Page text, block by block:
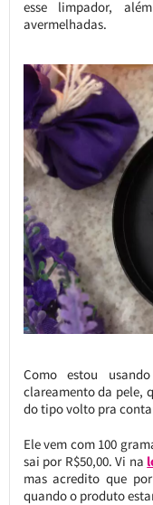
esse limpador,
avermelhadas.
Como estou
clareamento da pele,
do tipo volto pra
Ele vem com 100
sai por R$50,00. Vi na
mas acredito que
quando o produto